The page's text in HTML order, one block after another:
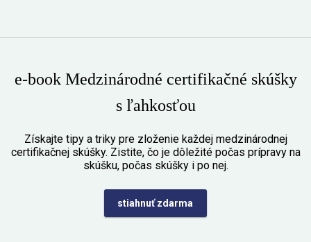
e-book Medzinárodné certifikačné skúšky
s ľahkosťou
Získajte tipy a triky pre zloženie každej medzinárodnej
certifikačnej skúšky. Zistite, čo je dôležité počas prípravy na
skúšku, počas skúšky i po nej.
stiahnuť zdarma